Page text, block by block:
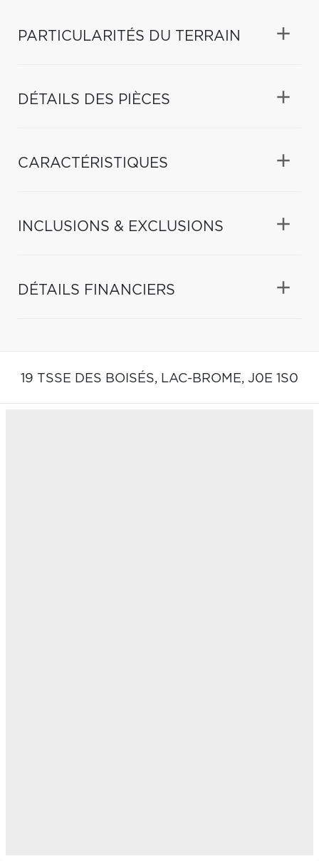
PARTICULARITÉS DU TERRAIN
DÉTAILS DES PIÈCES
CARACTÉRISTIQUES
INCLUSIONS & EXCLUSIONS
DÉTAILS FINANCIERS
19 TSSE DES BOISÉS, LAC-BROME, J0E 1S0